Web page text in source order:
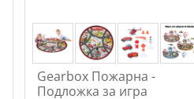
Gearbox Пожарна -
Подложка за игра